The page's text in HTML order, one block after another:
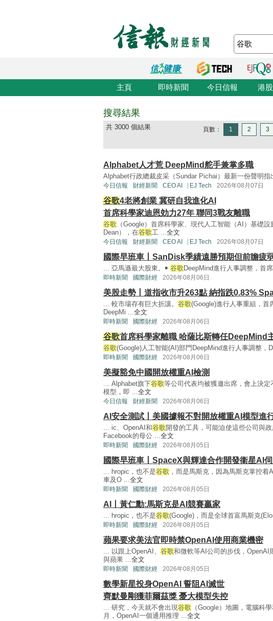
主頁 即時新聞 今日信報 港
搜尋結果
共 3000 個結果 頁數： 1 2 3
Alphabet人才荒 DeepMind舵手兼掌多職
Alphabet行政總裁皮采（Sundar Pichai）最新一份聲明指
今日信報 財經新聞 CEO AI⎹ EJ Tech 2026年08月07日
谷歌4老將創業 冀研自我進化AI
首席科學家迪恩効力27年 聯同3戰友離職
谷歌 （Google）首席科學家、現代人工智能（AI）基礎
Dean），在谷歌工 ...全文
今日信報 財經新聞 CEO AI⎹ EJ Tech 2026年08月07日
國際早班車丨SanDisk季績遠勝預期但前瞻疲
... 亞馬遜最大股東。￭ 谷歌 DeepMind進行人事調整，首
即時新聞 國際財經 2026年08月06日
美股走勢丨道指收市升263點 納指跌0.83%
... 較市場存有巨大折讓。 谷歌(Google)進行人事重組，首
DeepMi ...全文
即時新聞 國際財經 2026年08月06日
谷歌首席科學家離職 哈薩比斯轉任DeepMind
谷歌(Google)人工智能(AI)部門DeepMind進行人事調整，
即時新聞 國際財經 2026年08月06日
美擬豁免中國開放權重AI檢測
... Alphabet旗下谷歌等公司代表均被獲邀出席，會上決
模型，即 ...全文
今日信報 財經新聞 2026年08月06日
AI安全測試丨美國據報不對開放權重AI模型進
... ic、OpenAI和谷歌開發的工具，可能迫使這些公司與
Facebook的母公 ...全文
即時新聞 國際財經 2026年08月05日
國際早班車丨SpaceX與輝達合作開發衞星AI
... hropic，也不是谷歌 ，而是馬斯克，因為馬斯克掌控
車及O ...全文
即時新聞 國際財經 2026年08月05日
AI丨黃仁勳:馬斯克是AI競賽贏家
... hropic，也不是谷歌(Google)，而是全球首富馬斯克
即時新聞 國際財經 2026年08月05日
蘋果要求美法官即時禁OpenAI使用商業機密
... 以跟上OpenAI、 谷歌和微軟等AI公司的步伐，OpenAI
與蘋果 ...全文
即時新聞 國際財經 2026年08月05日
數學新星投身OpenAI 誓阻AI滅世
齊默曼剛獲菲爾茲獎 憂大模型失控
... 研究，今天就不會出現谷歌 （Google）地圖，電腦科
月，OpenAI一個通用推理 ...全文